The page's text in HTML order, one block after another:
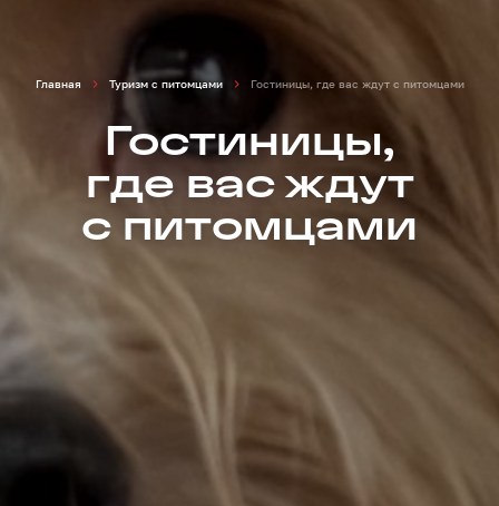
Главная Туризм с питомцами Гостиницы, где вас ждут с питомцами
Гостиницы,
где вас ждут
с питомцами